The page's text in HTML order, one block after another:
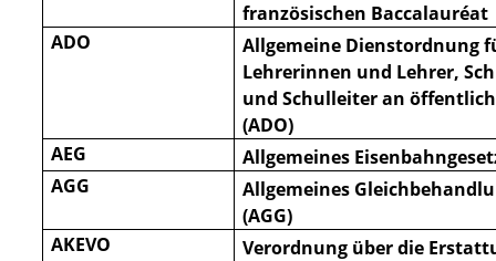
französischen Baccalauréat
ADO
Allgemeine Dienstordnung
Lehrerinnen und Lehrer,
und Schulleiter an
(ADO)
AEG
Allgemeines
AGG
Allgemeines
(AGG)
AKEVO
Verordnung über die